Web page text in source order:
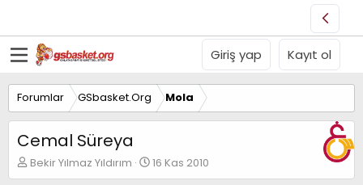
Giriş yap Kayıt ol
Forumlar GSbasket.Org Mola
Cemal Süreya
K
o
Bekir Yılmaz Yıldırım
B
a
16 Kas 2010